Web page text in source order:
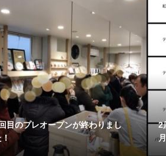
目のプレオープンが終わりまし
2